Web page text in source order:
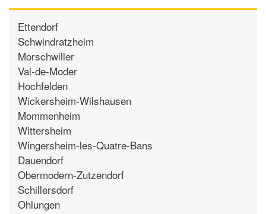
Ettendorf
Schwindratzheim
Morschwiller
Val-de-Moder
Hochfelden
Wickersheim-Wilshausen
Mommenheim
Wittersheim
Wingersheim-les-Quatre-Bans
Dauendorf
Obermodern-Zutzendorf
Schillersdorf
Ohlungen